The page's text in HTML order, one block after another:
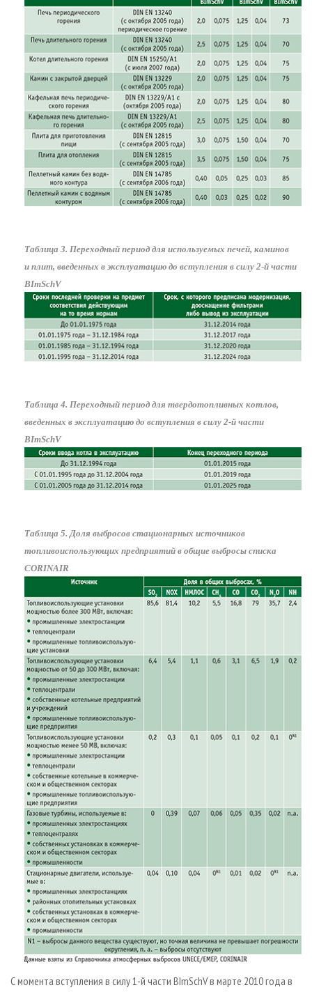
Таблица 3. Переходный период для используемых печей, каминов
и плит, введенных в эксплуатацию до вступления в силу 2-й части
BImSchV
Таблица 4. Переходный период для твердотопливных котлов,
введенных в эксплуатацию до вступления в силу 2-й части
BImSchV
Таблица 5. Доля выбросов стационарных источников
топливоиспользующих предприятий в общие выбросы списка
CORINAIR
С момента вступления в силу 1-й части BImSchV в марте 2010 года в